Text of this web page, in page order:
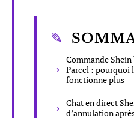
Commande
Parcel : pourquoi
fonctionne plus
Chat en direct
d’annulation